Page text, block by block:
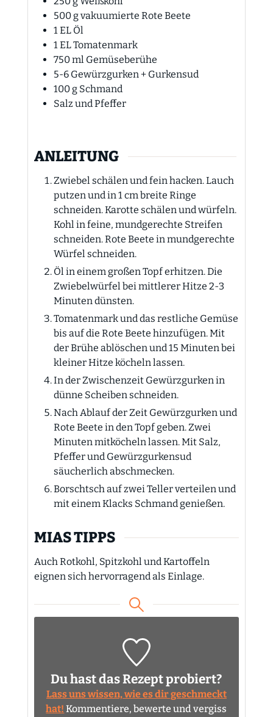
500gvakuumierte Rote Beete
1EL Öl
1ELTomatenmark
750ml Gemüseberühe
5-6 Gewürzgurken + Gurkensud
100g Schmand
Salz und Pfeffer
ANLEITUNG
Zwiebel schälen und fein hacken. Lauch
putzen und in 1 cm breite Ringe
schneiden. Karotte schälen und würfeln.
Kohl in feine, mundgerechte Streifen
schneiden. Rote Beete in mundgerechte
Würfel schneiden.
Öl in einem großen Topf erhitzen. Die
Zwiebelwürfel bei mittlerer Hitze 2-3
Minuten dünsten.
Tomatenmark und das restliche Gemüse
bis auf die Rote Beete hinzufügen. Mit
der Brühe ablöschen und 15 Minuten bei
kleiner Hitze köcheln lassen.
In der Zwischenzeit Gewürzgurken in
dünne Scheiben schneiden.
Nach Ablauf der Zeit Gewürzgurken und
Rote Beete in den Topf geben. Zwei
Minuten mitköcheln lassen. Mit Salz,
Pfeffer und Gewürzgurkensud
säucherlich abschmecken.
Borschtsch auf zwei Teller verteilen und
mit einem Klacks Schmand genießen.
MIAS TIPPS
Auch Rotkohl, Spitzkohl und Kartoffeln
eignen sich hervorragend als Einlage.
Du hast das Rezept probiert?
Lass uns wissen, wie es dir geschmeckt
hat! Kommentiere, bewerte und vergiss